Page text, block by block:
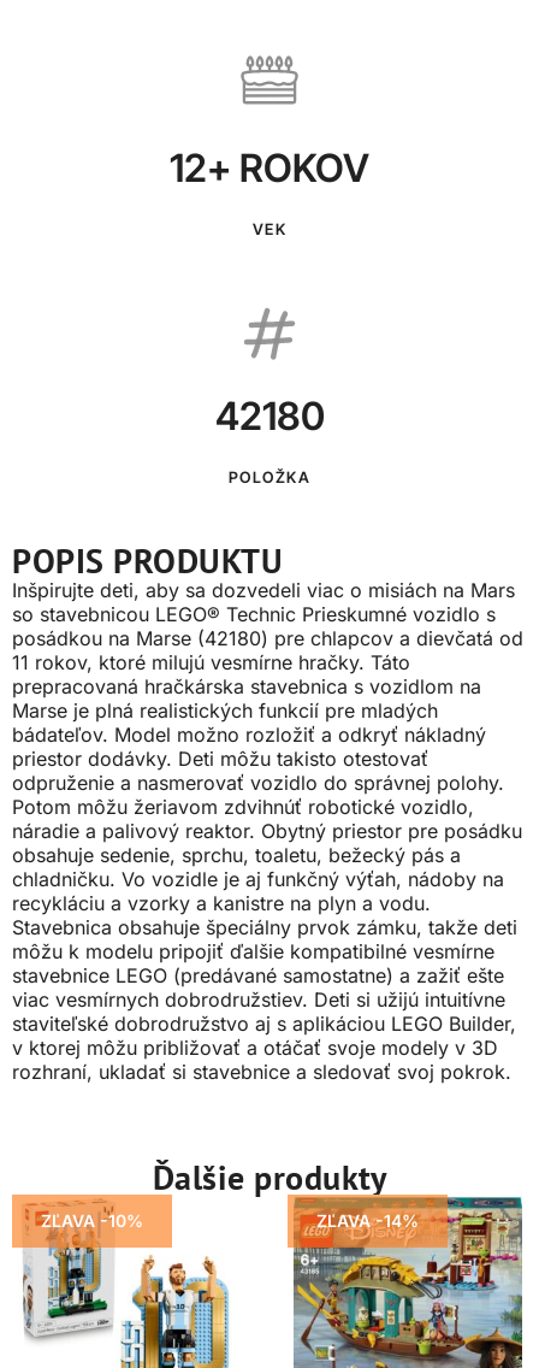
12+ ROKOV
VEK
42180
POLOŽKA
POPIS PRODUKTU
Inšpirujte deti, aby sa dozvedeli viac o misiách na Mars
so stavebnicou LEGO® Technic Prieskumné vozidlo s
posádkou na Marse (42180) pre chlapcov a dievčatá od
11 rokov, ktoré milujú vesmírne hračky. Táto
prepracovaná hračkárska stavebnica s vozidlom na
Marse je plná realistických funkcií pre mladých
bádateľov. Model možno rozložiť a odkryť nákladný
priestor dodávky. Deti môžu takisto otestovať
odpruženie a nasmerovať vozidlo do správnej polohy.
Potom môžu žeriavom zdvihnúť robotické vozidlo,
náradie a palivový reaktor. Obytný priestor pre posádku
obsahuje sedenie, sprchu, toaletu, bežecký pás a
chladničku. Vo vozidle je aj funkčný výťah, nádoby na
recykláciu a vzorky a kanistre na plyn a vodu.
Stavebnica obsahuje špeciálny prvok zámku, takže deti
môžu k modelu pripojiť ďalšie kompatibilné vesmírne
stavebnice LEGO (predávané samostatne) a zažiť ešte
viac vesmírnych dobrodružstiev. Deti si užijú intuitívne
staviteľské dobrodružstvo aj s aplikáciou LEGO Builder,
v ktorej môžu približovať a otáčať svoje modely v 3D
rozhraní, ukladať si stavebnice a sledovať svoj pokrok.
Ďalšie produkty
ZĽAVA -10% ZĽAVA -14%